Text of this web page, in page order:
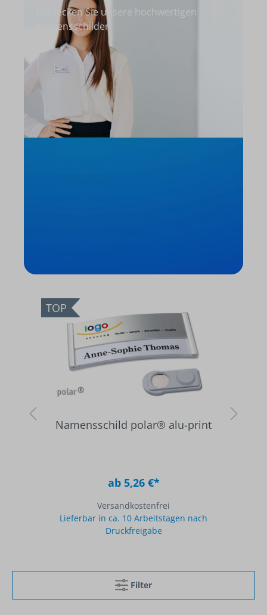
Entdecken Sie unsere hochwertigen
Namensschilder
Namensschild amigo® circle
ab 5,26 €*
Versandkostenfrei
Lieferbar in ca. 10 Arbeitstagen nach
Druckfreigabe
Filter